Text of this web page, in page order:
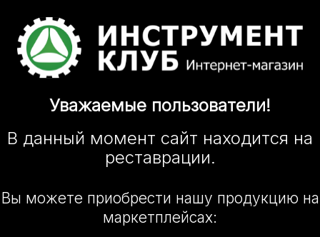
Уважаемые пользователи!
В данный момент сайт находится на
реставрации.
Вы можете приобрести нашу продукцию на
маркетплейсах: